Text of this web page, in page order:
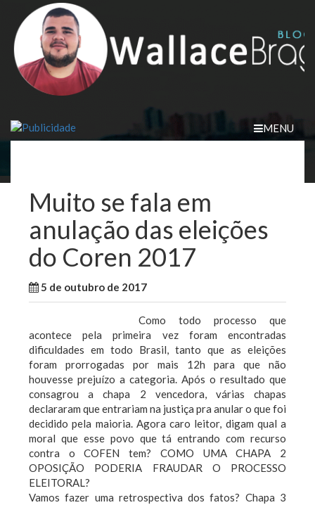
content
MENU
Muito se fala em
anulação das eleições
do Coren 2017
5 de outubro de 2017
Como todo processo que
acontece pela primeira vez foram encontradas
dificuldades em todo Brasil, tanto que as eleições
foram prorrogadas por mais 12h para que não
houvesse prejuízo a categoria. Após o resultado que
consagrou a chapa 2 vencedora, várias chapas
declararam que entrariam na justiça pra anular o que foi
decidido pela maioria. Agora caro leitor, digam qual a
moral que esse povo que tá entrando com recurso
contra o COFEN tem? COMO UMA CHAPA 2
OPOSIÇÃO PODERIA FRAUDAR O PROCESSO
ELEITORAL?
Vamos fazer uma retrospectiva dos fatos? Chapa 3